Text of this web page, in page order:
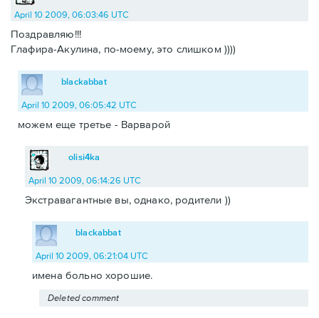
April 10 2009, 06:03:46 UTC
Поздравляю!!!
Глафира-Акулина, по-моему, это слишком ))))
blackabbat
April 10 2009, 06:05:42 UTC
можем еще третье - Варварой
olisi4ka
April 10 2009, 06:14:26 UTC
Экстравагантные вы, однако, родители ))
blackabbat
April 10 2009, 06:21:04 UTC
имена больно хорошие.
Deleted comment